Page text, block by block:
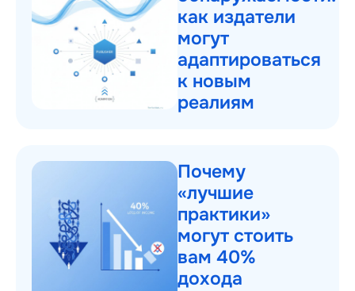
как издатели
могут
адаптироваться
к новым
реалиям
Почему
«лучшие
практики»
могут стоить
вам 40%
дохода